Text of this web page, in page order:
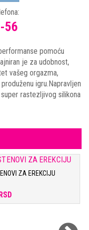
56
pomoću
je za udobnost,
vašeg orgazma,
igru.Napravljen
rastezljivog silikona
ZA EREKCIJU